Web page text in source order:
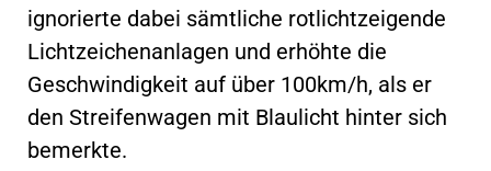
ignorierte dabei sämtliche rotlichtzeigende
Lichtzeichenanlagen und erhöhte die
Geschwindigkeit auf über 100km/h, als er
den Streifenwagen mit Blaulicht hinter sich
bemerkte.